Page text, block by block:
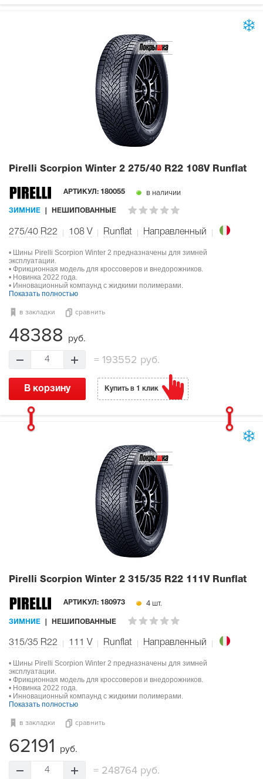
Pirelli Scorpion Winter 2 275/40 R22 108V Runflat
АРТИКУЛ: 180055 в наличии
ЗИМНИЕ НЕШИПОВАННЫЕ
275/40 R22 108 V Runflat Направленный
• Шины Pirelli Scorpion Winter 2 предназначены для зимней
эксплуатации.
• Фрикционная модель для кроссоверов и внедорожников.
• Новинка 2022 года.
• Инновационный компаунд с жидкими полимерами.
Показать полностью
в закладки сравнить
48388 руб.
4 =193552 руб.
В корзину Купить в 1 клик
Pirelli Scorpion Winter 2 315/35 R22 111V Runflat
АРТИКУЛ: 180973 4 шт.
ЗИМНИЕ НЕШИПОВАННЫЕ
315/35 R22 111 V Runflat Направленный
• Шины Pirelli Scorpion Winter 2 предназначены для зимней
эксплуатации.
• Фрикционная модель для кроссоверов и внедорожников.
• Новинка 2022 года.
• Инновационный компаунд с жидкими полимерами.
Показать полностью
в закладки сравнить
62191 руб.
4 = 248764 руб.